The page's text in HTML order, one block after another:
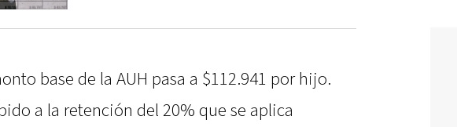
base de la AUH pasa a $112.941 por hijo.
a la retención del 20% que se aplica